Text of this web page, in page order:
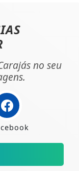
no seu